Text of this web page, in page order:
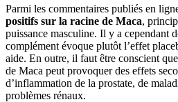
Parmi les commentaires publiés en
positifs sur la racine de Maca,
puissance masculine. Il y a cependant
complément évoque plutôt l’effet
aide. En outre, il faut être conscient
de Maca peut provoquer des effets
d’inflammation de la prostate, de
problèmes rénaux.